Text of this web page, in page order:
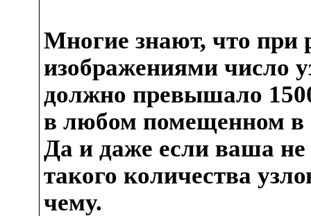
Многие знают, что при
изображениями число
должно превышало
в любом помещенном в
Да и даже если ваша
такого количества
чему.